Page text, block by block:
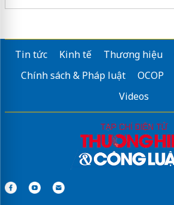
Tin tức Kinh tế Thương hiệu
Chính sách & Pháp luật
OCOP
Videos